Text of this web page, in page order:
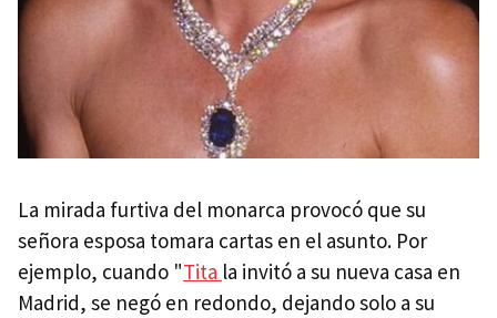
La mirada furtiva del monarca provocó que su
señora esposa tomara cartas en el asunto. Por
ejemplo, cuando "Tita la invitó a su nueva casa en
Madrid, se negó en redondo, dejando solo a su